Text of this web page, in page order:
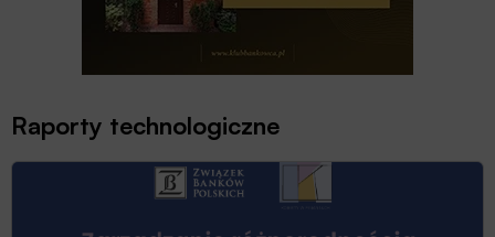
Raporty technologiczne